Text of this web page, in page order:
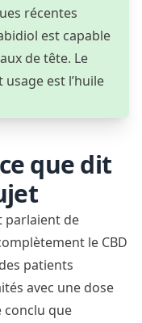
récentes
est capable
de tête. Le
est l’huile
que dit
parlaient de
le CBD
patients
avec une dose
conclu que